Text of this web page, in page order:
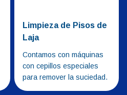
Limpieza de Pisos de
Laja
Contamos con máquinas
con cepillos especiales
para remover la suciedad.